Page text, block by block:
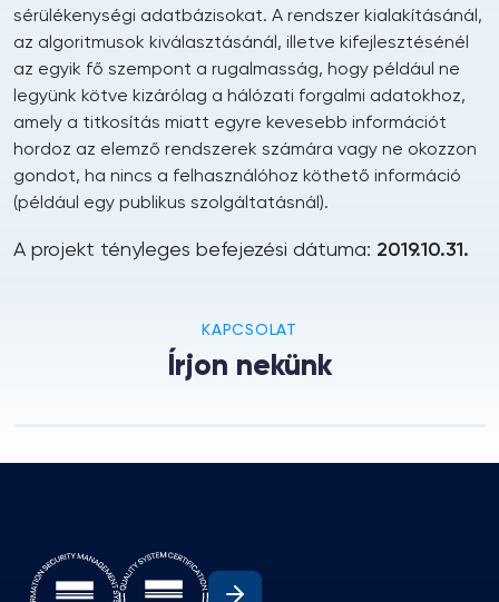
sérülékenységi adatbázisokat. A rendszer kialakításánál,
az algoritmusok kiválasztásánál, illetve kifejlesztésénél
az egyik fő szempont a rugalmasság, hogy például ne
legyünk kötve kizárólag a hálózati forgalmi adatokhoz,
amely a titkosítás miatt egyre kevesebb információt
hordoz az elemző rendszerek számára vagy ne okozzon
gondot, ha nincs a felhasználóhoz köthető információ
(például egy publikus szolgáltatásnál).
A projekt tényleges befejezési dátuma: 2019.10.31.
KAPCSOLAT
Írjon nekünk